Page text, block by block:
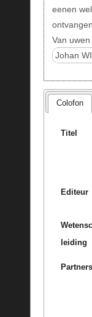
eenen
ontvangen
Van uwen
Johan
Colofon
Titel
Editeur
leiding
Partners